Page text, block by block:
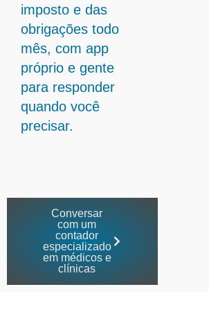
imposto e das
obrigações todo
mês, com app
próprio e gente
para responder
quando você
precisar.
Conversar
com um
contador
especializado
em médicos e
clínicas